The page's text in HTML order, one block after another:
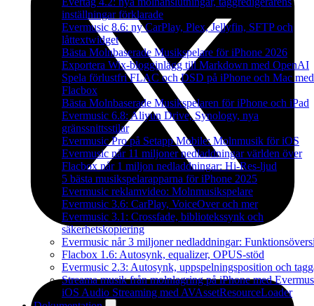
inställningar förklarade
Evermusic 8.6: ny CarPlay, Plex, Jellyfin, SFTP och
låttextwidget
Bästa Molnbaserade Musikspelare för iPhone 2026
Exportera Wix-blogginlägg till Markdown med OpenAI
Spela förlustfri FLAC och DSD på iPhone och Mac med
Flacbox
Bästa Molnbaserade Musikspelaren för iPhone och iPad
Evermusic 6.8: Aliyun Drive, Synology, nya
gränssnittsstilar
Evermusic Pro på Setapp Mobile: Molnmusik för iOS
Evermusic når 11 miljoner nedladdningar världen över
Flacbox når 1 miljon nedladdningar: Hi-Res-ljud
5 bästa musikspelarapparna för iPhone 2025
Evermusic reklamvideo: Molnmusikspelare
Evermusic 3.6: CarPlay, VoiceOver och mer
Evermusic 3.1: Crossfade, bibliotekssynk och
säkerhetskopiering
Evermusic når 3 miljoner nedladdningar:
Flacbox 1.6: Autosynk, equalizer, OPUS-stöd
Evermusic 2.3: Autosynk, uppspelningsposition och
Streama musik från molnlagring på iPhone med
iOS Audio Streaming med AVAssetResourceLoader